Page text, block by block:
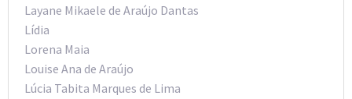
Layane Mikaele de Araújo Dantas
Lídia
Lorena Maia
Louise Ana de Araújo
Lúcia Tabita Marques de Lima